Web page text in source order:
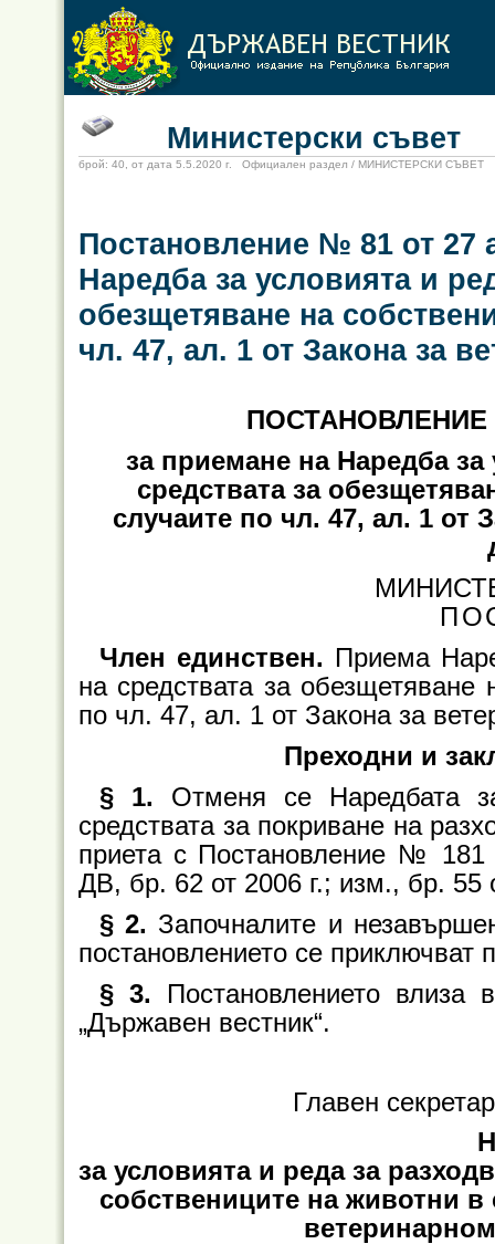
Министерски съвет
брой: 40, от дата 5.5.2020 г. Официален раздел / МИНИСТЕРСКИ СЪВЕТ
Постановление № 81 от 27
Наредба за условията и
обезщетяване на
чл. 47, ал. 1 от Закона за
ПОСТАНОВЛЕНИЕ
за приемане на Наредба за
средствата за
случаите по чл. 47, ал. 1 от
Член единствен. Приема
на средствата за обезщетяване
по чл. 47, ал. 1 от Закона за
Преходни и
§ 1. Отменя се Наредбата
средствата за покриване на
приета с Постановление № 181
ДВ, бр. 62 от 2006 г.; изм., бр. 55
§ 2. Започналите и
постановлението се приключват
§ 3. Постановлението
„Държавен вестник“.
Главен
за условията и реда за
собствениците на животни в